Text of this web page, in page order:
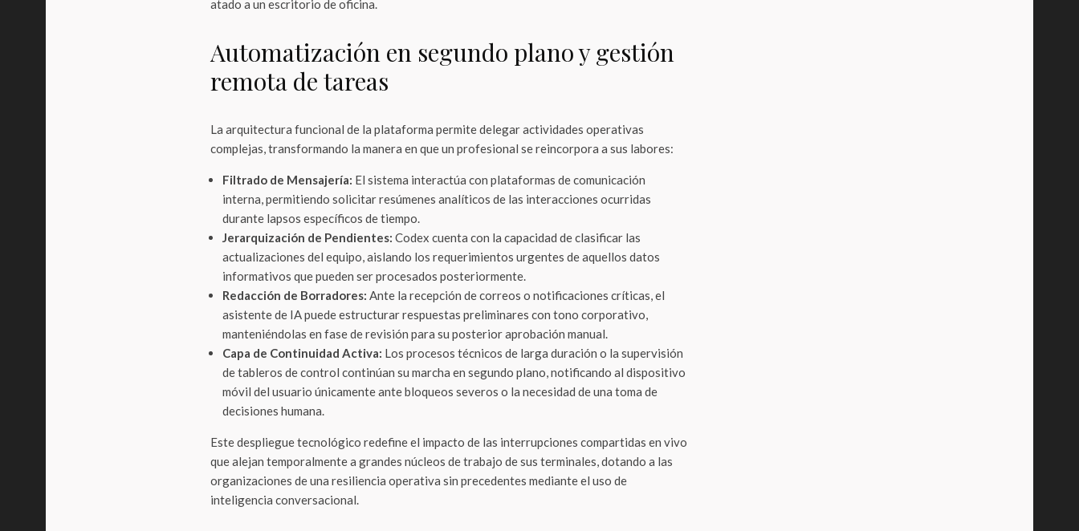
atado a un escritorio de oficina.
Automatización en segundo plano y gestión
remota de tareas
La arquitectura funcional de la plataforma permite delegar actividades operativas
complejas, transformando la manera en que un profesional se reincorpora a sus labores:
Filtrado de Mensajería: El sistema interactúa con plataformas de comunicación
interna, permitiendo solicitar resúmenes analíticos de las interacciones ocurridas
durante lapsos específicos de tiempo.
Jerarquización de Pendientes: Codex cuenta con la capacidad de clasificar las
actualizaciones del equipo, aislando los requerimientos urgentes de aquellos datos
informativos que pueden ser procesados posteriormente.
Redacción de Borradores: Ante la recepción de correos o notificaciones críticas, el
asistente de IA puede estructurar respuestas preliminares con tono corporativo,
manteniéndolas en fase de revisión para su posterior aprobación manual.
Capa de Continuidad Activa: Los procesos técnicos de larga duración o la supervisión
de tableros de control continúan su marcha en segundo plano, notificando al dispositivo
móvil del usuario únicamente ante bloqueos severos o la necesidad de una toma de
decisiones humana.
Este despliegue tecnológico redefine el impacto de las interrupciones compartidas en vivo
que alejan temporalmente a grandes núcleos de trabajo de sus terminales, dotando a las
organizaciones de una resiliencia operativa sin precedentes mediante el uso de
inteligencia conversacional.